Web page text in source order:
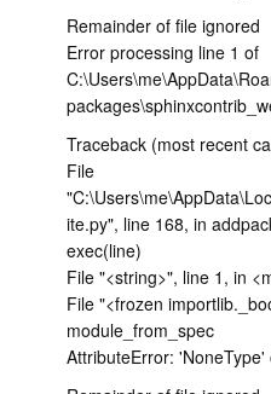
Remainder of file ignored
Error processing line 1 of
Traceback (most recent
File
ite.py", line 168, in
exec(line)
File "<string>", line 1, in
File "<frozen
module_from_spec
AttributeError: